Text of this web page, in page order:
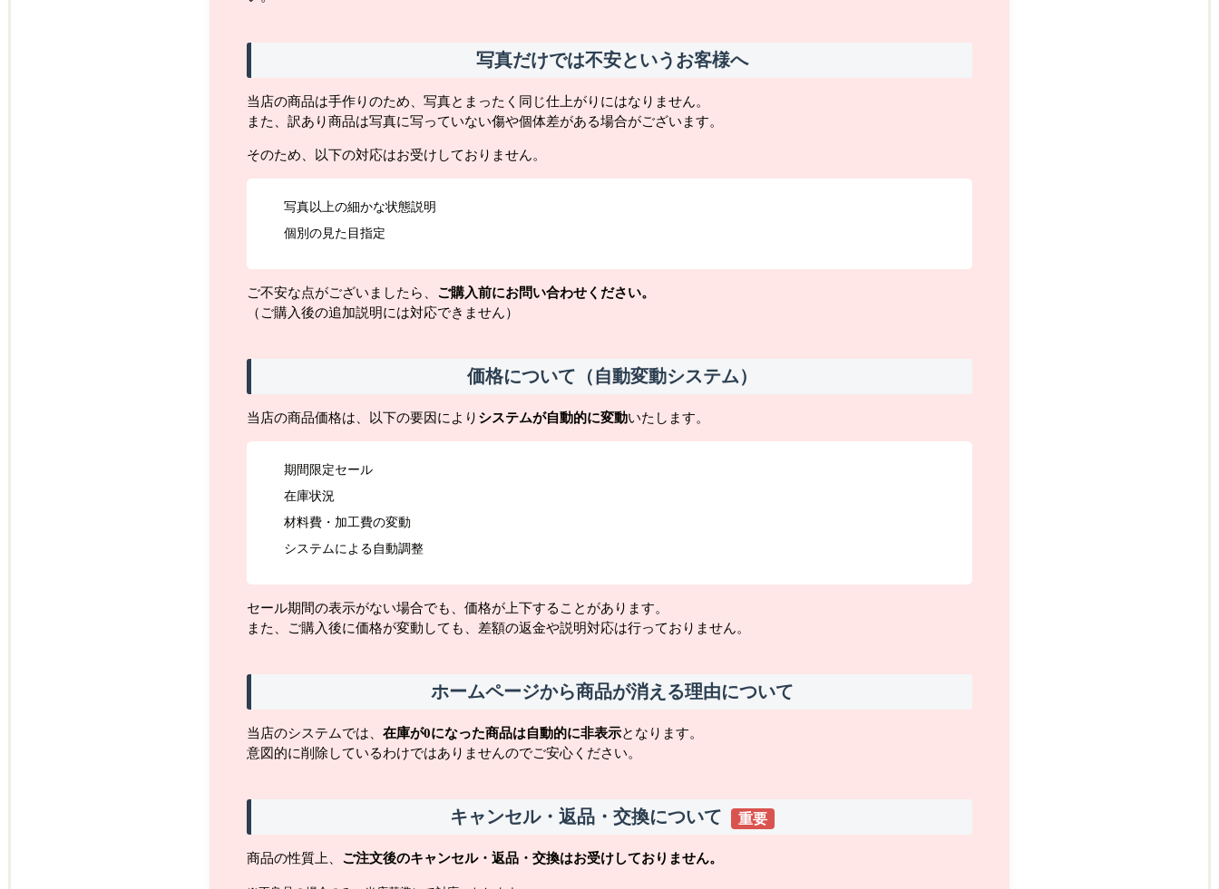
写真だけでは不安というお客様へ
当店の商品は手作りのため、写真とまったく同じ仕上がりにはなりません。
また、訳あり商品は写真に写っていない傷や個体差がある場合がございます。
そのため、以下の対応はお受けしておりません。
写真以上の細かな状態説明
個別の見た目指定
ご不安な点がございましたら、 ご購入前にお問い合わせください。
（ご購入後の追加説明には対応できません）
価格について（自動変動システム）
当店の商品価格は、以下の要因により システムが自動的に変動いたします。
期間限定セール
在庫状況
材料費・加工費の変動
システムによる自動調整
セール期間の表示がない場合でも、価格が上下することがあります。
また、ご購入後に価格が変動しても、差額の返金や説明対応は行っておりません。
ホームページから商品が消える理由について
当店のシステムでは、 在庫が0になった商品は自動的に非表示となります。
意図的に削除しているわけではありませんのでご安心ください。
キャンセル・返品・交換について 重要
商品の性質上、 ご注文後のキャンセル・返品・交換はお受けしておりません。